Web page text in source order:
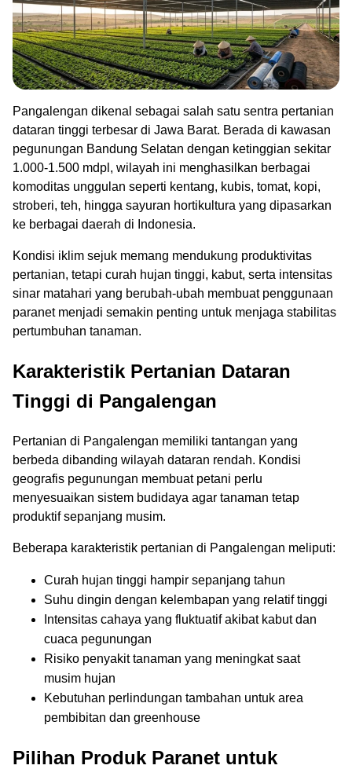
Pangalengan dikenal sebagai salah satu sentra pertanian
dataran tinggi terbesar di Jawa Barat. Berada di kawasan
pegunungan Bandung Selatan dengan ketinggian sekitar
1.000-1.500 mdpl, wilayah ini menghasilkan berbagai
komoditas unggulan seperti kentang, kubis, tomat, kopi,
stroberi, teh, hingga sayuran hortikultura yang dipasarkan
ke berbagai daerah di Indonesia.
Kondisi iklim sejuk memang mendukung produktivitas
pertanian, tetapi curah hujan tinggi, kabut, serta intensitas
sinar matahari yang berubah-ubah membuat penggunaan
paranet menjadi semakin penting untuk menjaga stabilitas
pertumbuhan tanaman.
Karakteristik Pertanian Dataran
Tinggi di Pangalengan
Pertanian di Pangalengan memiliki tantangan yang
berbeda dibanding wilayah dataran rendah. Kondisi
geografis pegunungan membuat petani perlu
menyesuaikan sistem budidaya agar tanaman tetap
produktif sepanjang musim.
Beberapa karakteristik pertanian di Pangalengan meliputi:
Curah hujan tinggi hampir sepanjang tahun
Suhu dingin dengan kelembapan yang relatif tinggi
Intensitas cahaya yang fluktuatif akibat kabut dan
cuaca pegunungan
Risiko penyakit tanaman yang meningkat saat
musim hujan
Kebutuhan perlindungan tambahan untuk area
pembibitan dan greenhouse
Pilihan Produk Paranet untuk